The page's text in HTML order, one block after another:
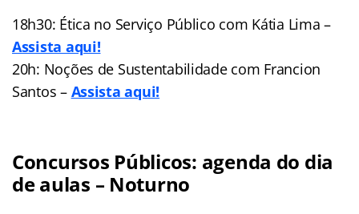
18h30: Ética no Serviço Público com Kátia Lima –
Assista aqui!
20h: Noções de Sustentabilidade com Francion
Santos – Assista aqui!
Concursos Públicos: agenda do dia
de aulas – Noturno